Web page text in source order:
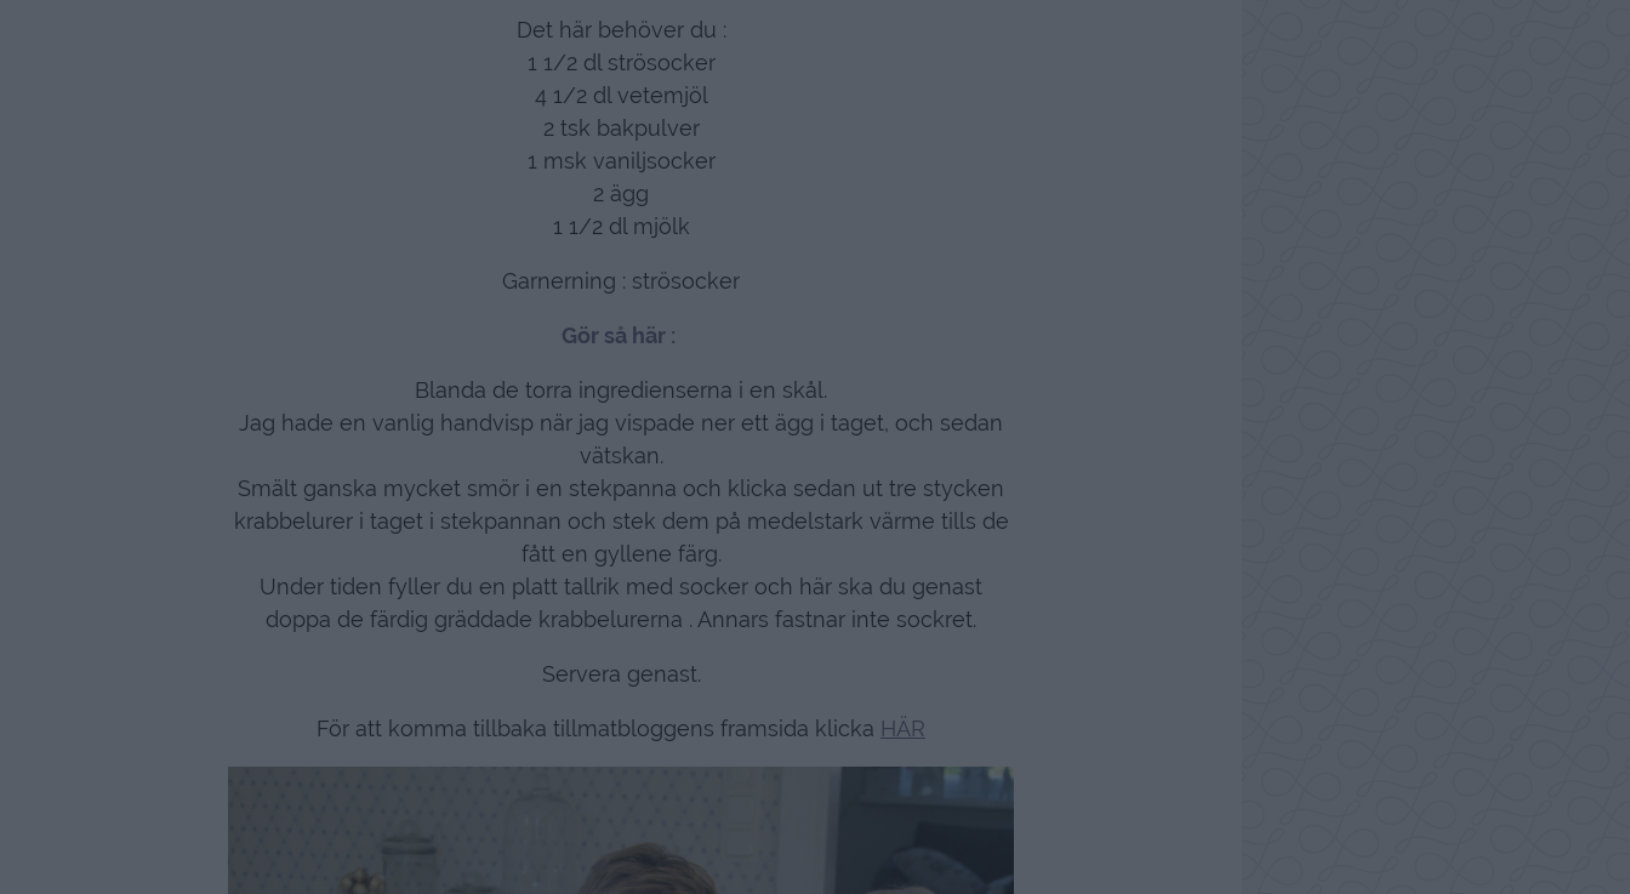
Det här behöver du :
1 1/2 dl strösocker
4 1/2 dl vetemjöl
2 tsk bakpulver
1 msk vaniljsocker
2 ägg
1 1/2 dl mjölk
Garnerning : strösocker
Gör så här :
Blanda de torra ingredienserna i en skål.
Jag hade en vanlig handvisp när jag vispade ner ett ägg i taget, och sedan
vätskan.
Smält ganska mycket smör i en stekpanna och klicka sedan ut tre stycken
krabbelurer i taget i stekpannan och stek dem på medelstark värme tills de
fått en gyllene färg.
Under tiden fyller du en platt tallrik med socker och här ska du genast
doppa de färdig gräddade krabbelurerna . Annars fastnar inte sockret.
Servera genast.
För att komma tillbaka tillmatbloggens framsida klicka HÄR